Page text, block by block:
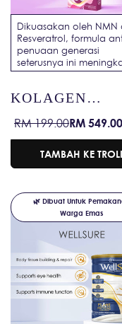
Dikuasakan oleh NMN
Resveratrol, formula
penuaan generasi
seterusnya ini
penghidratan dan
Maju Cepat ke Kulit
KOLAGEN
Harga
jualan
RM 199.00Harga
biasa
RM 549.00
TAMBAH KE TROLI
🌿 Dibuat Untuk
Warga Emas